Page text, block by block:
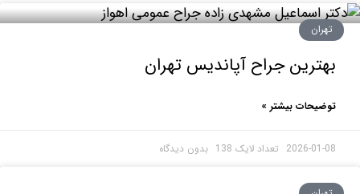
جراح آپاندیس تهران
بیشتر »
2026- بدون دیدگاه